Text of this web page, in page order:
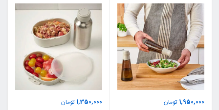
1,950,000 تومان
1,350,000 تومان